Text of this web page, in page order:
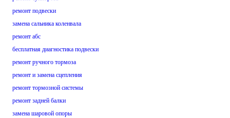
ремонт подвески
замена сальника коленвала
ремонт абс
бесплатная диагностика подвески
ремонт ручного тормоза
ремонт и замена сцепления
ремонт тормозной системы
ремонт задней балки
замена шаровой опоры